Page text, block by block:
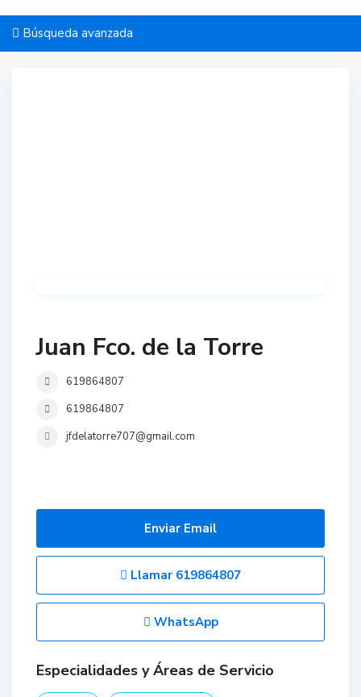
Búsqueda avanzada
Juan Fco. de la Torre
619864807
619864807
jfdelatorre707@gmail.com
Enviar Email
Llamar 619864807
WhatsApp
Especialidades y Áreas de Servicio